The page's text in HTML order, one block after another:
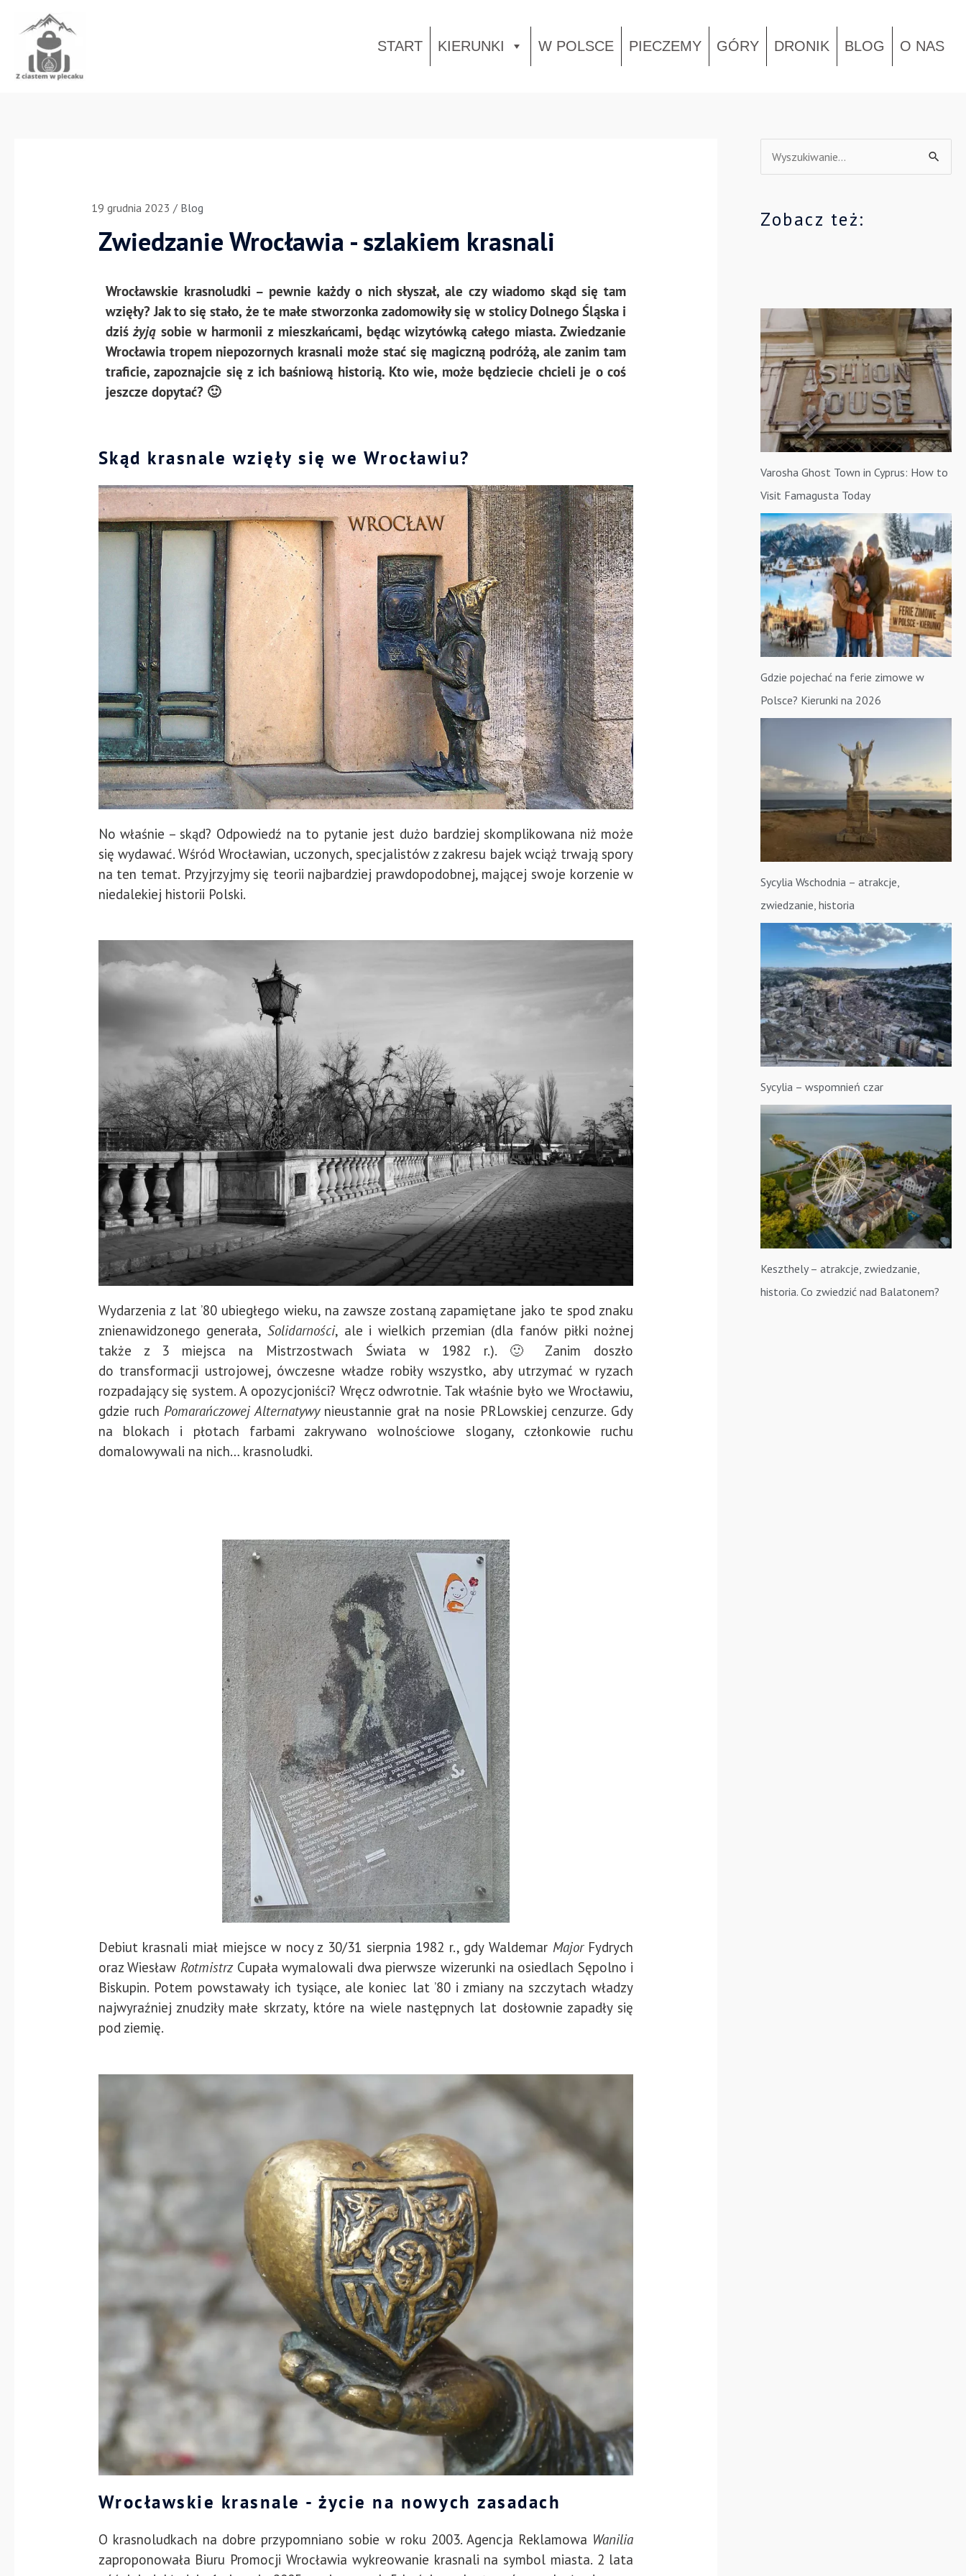
START KIERUNKI W POLSCE PIECZEMY GÓRY DRONIK BLOG O NAS
19 grudnia 2023 / Blog
Zwiedzanie Wrocławia - szlakiem krasnali
Wrocławskie krasnoludki – pewnie każdy o nich słyszał, ale czy wiadomo skąd się tam
wzięły? Jak to się stało, że te małe stworzonka zadomowiły się w stolicy Dolnego Śląska i
dziśżyjąsobie w harmonii z mieszkańcami, będąc wizytówką całego miasta. Zwiedzanie
Wrocławia tropem niepozornych krasnali może stać się magiczną podróżą, ale zanim tam
traficie, zapoznajcie się z ich baśniową historią. Kto wie, może będziecie chcieli je o coś
jeszcze dopytać? 🙂
Skąd krasnale wzięły się we Wrocławiu?
No właśnie – skąd? Odpowiedź na to pytanie jest dużo bardziej skomplikowana niż może
się wydawać. Wśród Wrocławian, uczonych, specjalistów z zakresu bajek wciąż trwają spory
na ten temat. Przyjrzyjmy się teorii najbardziej prawdopodobnej, mającej swoje korzenie w
niedalekiej historii Polski.
Wydarzenia z lat ’80 ubiegłego wieku, na zawsze zostaną zapamiętane jako te spod znaku
znienawidzonego generała,Solidarności, ale i wielkich przemian (dla fanów piłki nożnej
także z 3 miejsca na Mistrzostwach Świata w 1982 r.). 🙂 Zanim doszło
do transformacji ustrojowej, ówczesne władze robiły wszystko, aby utrzymać w ryzach
rozpadający się system. A opozycjoniści? Wręcz odwrotnie. Tak właśnie było we Wrocławiu,
gdzie ruchPomarańczowej Alternatywy nieustannie grał na nosie PRLowskiej cenzurze. Gdy
na blokach i płotach farbami zakrywano wolnościowe slogany, członkowie ruchu
domalowywali na nich… krasnoludki.
Debiut krasnali miał miejsce w nocy z 30/31 sierpnia 1982 r., gdy Waldemar Major Fydrych
oraz Wiesław Rotmistrz Cupała wymalowali dwa pierwsze wizerunki na osiedlach Sępolno i
Biskupin. Potem powstawały ich tysiące, ale koniec lat ’80 i zmiany na szczytach władzy
najwyraźniej znudziły małe skrzaty, które na wiele następnych lat dosłownie zapadły się
pod ziemię.
Wrocławskie krasnale - życie na nowych zasadach
O krasnoludkach na dobre przypomniano sobie w roku 2003. Agencja Reklamowa Wanilia
zaproponowała Biuru Promocji Wrocławia wykreowanie krasnali na symbol miasta. 2 lata
k
a
:
Zobacz też:
Varosha Ghost Town in Cyprus: How to
Visit Famagusta Today
Gdzie pojechać na ferie zimowe w
Polsce? Kierunki na 2026
Sycylia Wschodnia – atrakcje,
zwiedzanie, historia
Sycylia – wspomnień czar
Keszthely – atrakcje, zwiedzanie,
historia. Co zwiedzić nad Balatonem?